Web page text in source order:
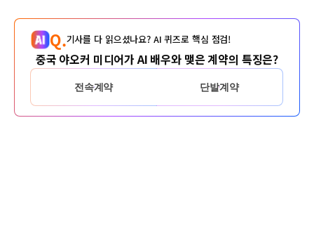
Q.기사를 다 읽으셨나요? AI 퀴즈로 핵심 점검!
중국 야오커 미디어가 AI 배우와 맺은 계약의 특징은?
전속계약 단발계약